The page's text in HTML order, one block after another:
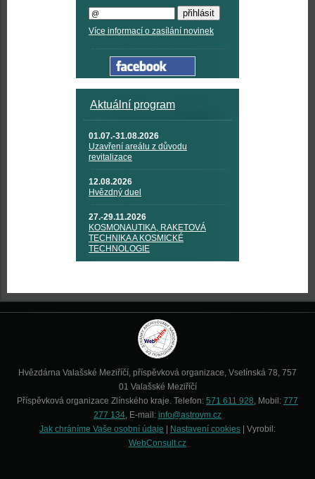
Více informací o zasílání novinek
Aktuální program
01.07.-31.08.2026
Uzavření areálu z důvodu
revitalizace
12.08.2026
Hvězdný duel
27.-29.11.2026
KOSMONAUTIKA, RAKETOVÁ
TECHNIKA A KOSMICKÉ
TECHNOLOGIE
Hvězdárna Valašské Meziříčí, příspěvková organizace, Vsetínská 78, 757
01 Valašské Meziříčí
Příspěvková organizace Zlínského kraje. Telefon: 571 611 928, Mobil: 777
277 134, E-mail: info@astrovm.cz
Jak chráníme Vaše osobní údaje
Nastavení cookies | Vyrobil:
WebConsult.cz